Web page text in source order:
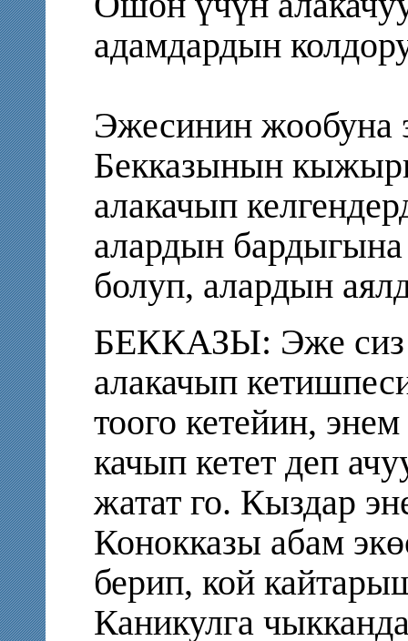
адамдардын
Эжесинин жообуна
Бекказынын
алакачып
алардын
болуп, алардын
БЕККАЗЫ: Эже сиз
алакачып
тоого кетейин,
качып кетет деп
жатат го. Кыздар
Конокказы абам
берип, кой
Каникулга